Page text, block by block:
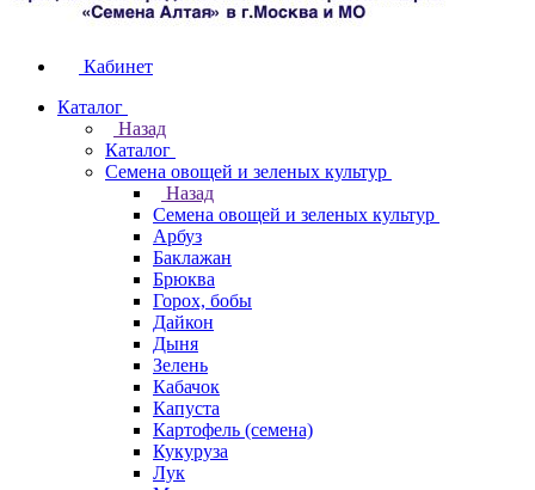
Кабинет
Каталог
Назад
Каталог
Семена овощей и зеленых культур
Назад
Семена овощей и зеленых культур
Арбуз
Баклажан
Брюква
Горох, бобы
Дайкон
Дыня
Зелень
Кабачок
Капуста
Картофель (семена)
Кукуруза
Лук